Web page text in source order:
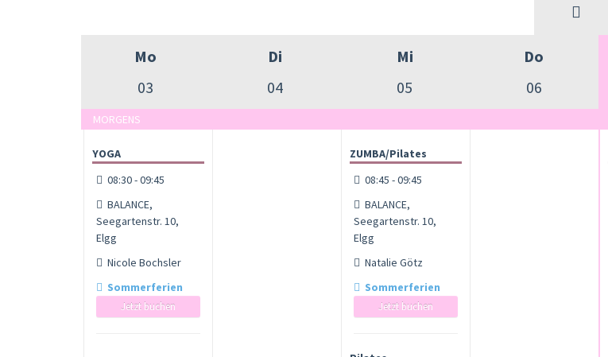
Mo
03
Di
04
Mi
05
Do
06
MORGENS
YOGA
08:30 - 09:45
BALANCE,
Seegartenstr. 10,
Elgg
Nicole Bochsler
Sommerferien
Jetzt buchen
ZUMBA/Pilates
08:45 - 09:45
BALANCE,
Seegartenstr. 10,
Elgg
Natalie Götz
Sommerferien
Jetzt buchen